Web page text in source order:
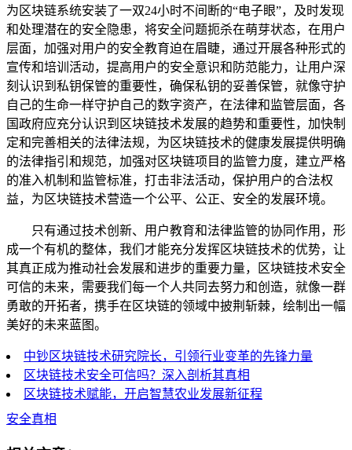
为区块链系统安装了一双24小时不间断的“电子眼”，及时发现
和处理潜在的安全隐患，将安全问题扼杀在萌芽状态，在用户
层面，加强对用户的安全教育迫在眉睫，通过开展各种形式的
宣传和培训活动，提高用户的安全意识和防范能力，让用户深
刻认识到私钥保管的重要性，确保私钥的妥善保管，就像守护
自己的生命一样守护自己的数字资产，在法律和监管层面，各
国政府应充分认识到区块链技术发展的趋势和重要性，加快制
定和完善相关的法律法规，为区块链技术的健康发展提供明确
的法律指引和规范，加强对区块链项目的监管力度，建立严格
的准入机制和监管标准，打击非法活动，保护用户的合法权
益，为区块链技术营造一个公平、公正、安全的发展环境。
只有通过技术创新、用户教育和法律监管的协同作用，形
成一个有机的整体，我们才能充分发挥区块链技术的优势，让
其真正成为推动社会发展和进步的重要力量，区块链技术安全
可信的未来，需要我们每一个人共同去努力和创造，就像一群
勇敢的开拓者，携手在区块链的领域中披荆斩棘，绘制出一幅
美好的未来蓝图。
中钞区块链技术研究院长，引领行业变革的先锋力量
区块链技术安全可信吗？深入剖析其真相
区块链技术赋能，开启智慧农业发展新征程
安全真相